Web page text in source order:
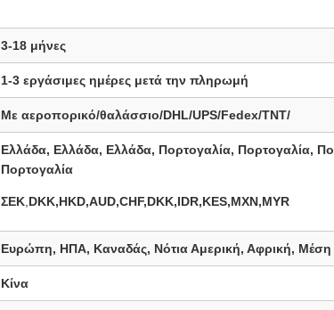
3-18 μήνες
1-3 εργάσιμες ημέρες μετά την πληρωμή
Με αεροπορικό/θαλάσσιο/DHL/UPS/Fedex/TNT/
Ελλάδα, Ελλάδα, Ελλάδα, Πορτογαλία, Πορτογαλία,
Πορτογαλία
ΣΕΚ DKK,HKD,AUD,CHF,DKK,IDR,KES,MXN,MYR
Ευρώπη, ΗΠΑ, Καναδάς, Νότια Αμερική, Αφρική, Μέση
Κίνα